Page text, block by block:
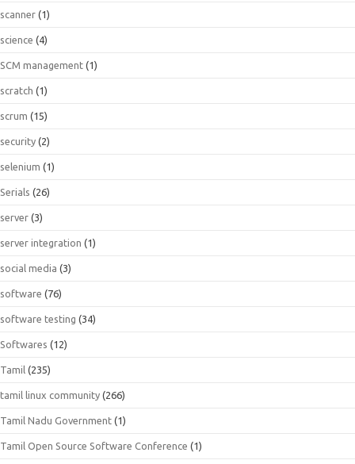
scanner (1)
science (4)
SCM management (1)
scratch (1)
scrum (15)
security (2)
selenium (1)
Serials (26)
server (3)
server integration (1)
social media (3)
software (76)
software testing (34)
Softwares (12)
Tamil (235)
tamil linux community (266)
Tamil Nadu Government (1)
Tamil Open Source Software Conference (1)